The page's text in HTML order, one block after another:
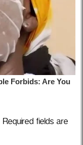
Required fields are